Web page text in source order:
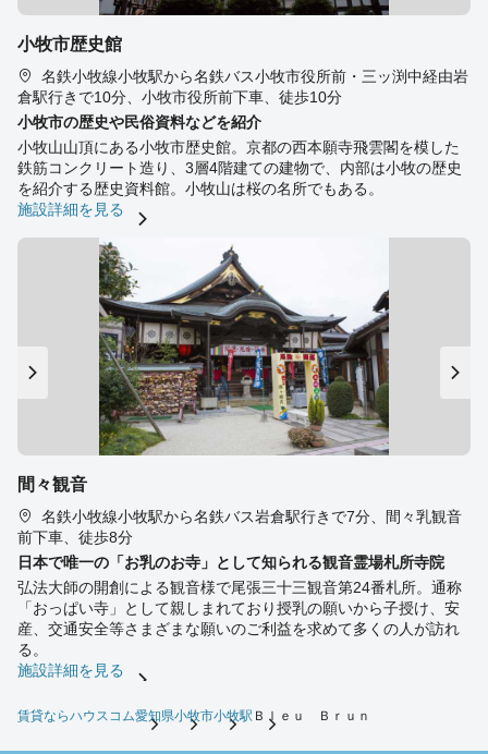
小牧市歴史館
名鉄小牧線小牧駅から名鉄バス小牧市役所前・三ッ渕中経由岩
倉駅行きで10分、小牧市役所前下車、徒歩10分
小牧市の歴史や民俗資料などを紹介
小牧山山頂にある小牧市歴史館。京都の西本願寺飛雲閣を模した
鉄筋コンクリート造り、3層4階建ての建物で、内部は小牧の歴史
を紹介する歴史資料館。小牧山は桜の名所でもある。
施設詳細を見る
間々観音
名鉄小牧線小牧駅から名鉄バス岩倉駅行きで7分、間々乳観音
前下車、徒歩8分
日本で唯一の「お乳のお寺」として知られる観音霊場札所寺院
弘法大師の開創による観音様で尾張三十三観音第24番札所。通称
「おっぱい寺」として親しまれており授乳の願いから子授け、安
産、交通安全等さまざまな願いのご利益を求めて多くの人が訪れ
る。
施設詳細を見る
賃貸ならハウスコム愛知県小牧市小牧駅 Ｂｌｅｕ Ｂｒｕｎ